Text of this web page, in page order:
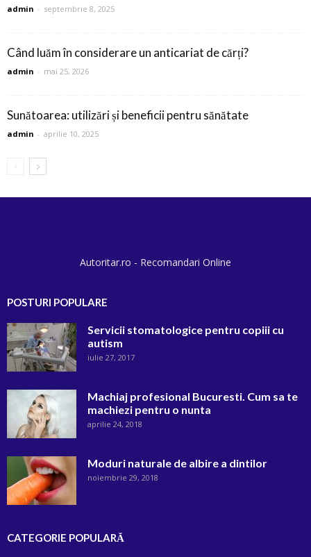
admin - septembrie 8, 2025
Când luăm în considerare un anticariat de cărți?
admin - mai 25, 2026
Sunătoarea: utilizări și beneficii pentru sănătate
admin - aprilie 10, 2025
Autoritar.ro - Recomandari Online
POSTURI POPULARE
Servicii stomatologice pentru copiii cu
autism
iulie 27, 2017
Machiaj profesional Bucuresti. Cum sa te
machiezi pentru o nunta
aprilie 24, 2018
Moduri naturale de albire a dintilor
noiembrie 29, 2018
CATEGORIE POPULARĂ